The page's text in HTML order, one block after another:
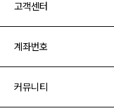
고객센터
계좌번호
커뮤니티